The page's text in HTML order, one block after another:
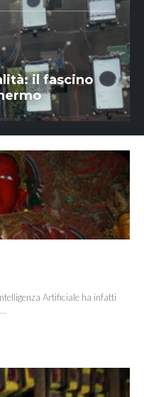
il fascino
Artificiale ha infatti